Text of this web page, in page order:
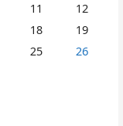
11
12
18
19
25
26